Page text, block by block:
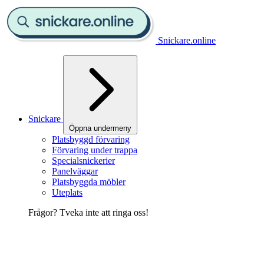
Snickare.online
Snickare
Öppna undermeny
Platsbyggd förvaring
Förvaring under trappa
Specialsnickerier
Panelväggar
Platsbyggda möbler
Uteplats
Frågor? Tveka inte att ringa oss!